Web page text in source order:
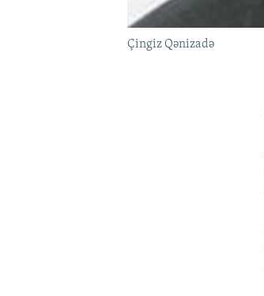
Çingiz Qənizadə